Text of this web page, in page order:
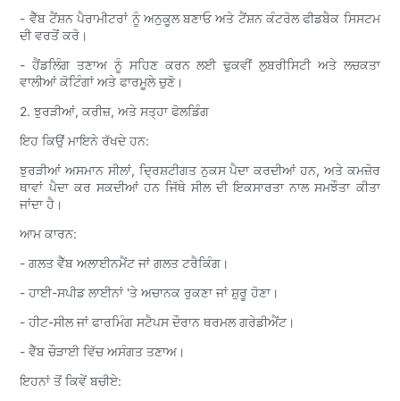
- ਵੈੱਬ ਟੈਂਸ਼ਨ ਪੈਰਾਮੀਟਰਾਂ ਨੂੰ ਅਨੁਕੂਲ ਬਣਾਓ ਅਤੇ ਟੈਂਸ਼ਨ ਕੰਟਰੋਲ ਫੀਡਬੈਕ ਸਿਸਟਮ
ਦੀ ਵਰਤੋਂ ਕਰੋ।
- ਹੈਂਡਲਿੰਗ ਤਣਾਅ ਨੂੰ ਸਹਿਣ ਕਰਨ ਲਈ ਢੁਕਵੀਂ ਲੁਬਰੀਸਿਟੀ ਅਤੇ ਲਚਕਤਾ
ਵਾਲੀਆਂ ਕੋਟਿੰਗਾਂ ਅਤੇ ਫਾਰਮੂਲੇ ਚੁਣੋ।
2. ਝੁਰੜੀਆਂ, ਕਰੀਜ਼, ਅਤੇ ਸਤ੍ਹਾ ਫੋਲਡਿੰਗ
ਇਹ ਕਿਉਂ ਮਾਇਨੇ ਰੱਖਦੇ ਹਨ:
ਝੁਰੜੀਆਂ ਅਸਮਾਨ ਸੀਲਾਂ, ਦ੍ਰਿਸ਼ਟੀਗਤ ਨੁਕਸ ਪੈਦਾ ਕਰਦੀਆਂ ਹਨ, ਅਤੇ ਕਮਜ਼ੋਰ
ਥਾਵਾਂ ਪੈਦਾ ਕਰ ਸਕਦੀਆਂ ਹਨ ਜਿੱਥੇ ਸੀਲ ਦੀ ਇਕਸਾਰਤਾ ਨਾਲ ਸਮਝੌਤਾ ਕੀਤਾ
ਜਾਂਦਾ ਹੈ।
ਆਮ ਕਾਰਨ:
- ਗਲਤ ਵੈੱਬ ਅਲਾਈਨਮੈਂਟ ਜਾਂ ਗਲਤ ਟਰੈਕਿੰਗ।
- ਹਾਈ-ਸਪੀਡ ਲਾਈਨਾਂ 'ਤੇ ਅਚਾਨਕ ਰੁਕਣਾ ਜਾਂ ਸ਼ੁਰੂ ਹੋਣਾ।
- ਹੀਟ-ਸੀਲ ਜਾਂ ਫਾਰਮਿੰਗ ਸਟੈਪਸ ਦੌਰਾਨ ਥਰਮਲ ਗਰੇਡੀਐਂਟ।
- ਵੈੱਬ ਚੌੜਾਈ ਵਿੱਚ ਅਸੰਗਤ ਤਣਾਅ।
ਇਹਨਾਂ ਤੋਂ ਕਿਵੇਂ ਬਚੀਏ: